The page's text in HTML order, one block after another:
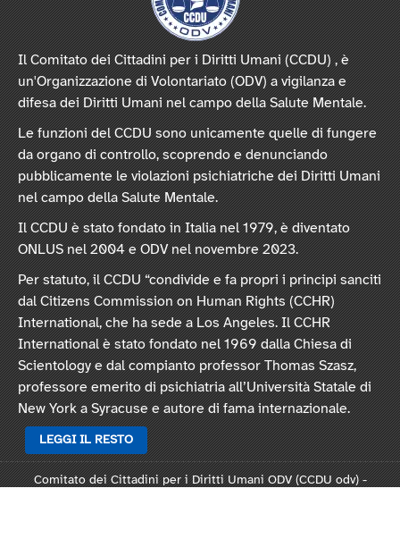
Il Comitato dei Cittadini per i Diritti Umani (CCDU) , è
un'Organizzazione di Volontariato (ODV) a vigilanza e
difesa dei Diritti Umani nel campo della Salute Mentale.
Le funzioni del CCDU sono unicamente quelle di fungere
da organo di controllo, scoprendo e denunciando
pubblicamente le violazioni psichiatriche dei Diritti Umani
nel campo della Salute Mentale.
Il CCDU è stato fondato in Italia nel 1979, è diventato
ONLUS nel 2004 e ODV nel novembre 2023.
Per statuto, il CCDU “condivide e fa propri i principi sanciti
dal Citizens Commission on Human Rights (CCHR)
International, che ha sede a Los Angeles. Il CCHR
International è stato fondato nel 1969 dalla Chiesa di
Scientology e dal compianto professor Thomas Szasz,
professore emerito di psichiatria all’Università Statale di
New York a Syracuse e autore di fama internazionale.
LEGGI IL RESTO
Comitato dei Cittadini per i Diritti Umani ODV (CCDU odv) -